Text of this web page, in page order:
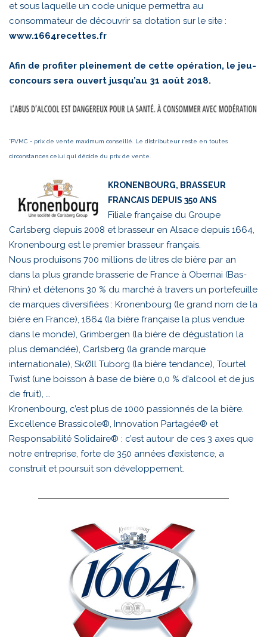
et sous laquelle un code unique permettra au
consommateur de découvrir sa dotation sur le site :
www.1664recettes.fr
Afin de profiter pleinement de cette opération, le jeu-
concours sera ouvert jusqu’au 31 août 2018.
*PVMC = prix de vente maximum conseillé. Le distributeur reste en toutes
circonstances celui qui décide du prix de vente.
KRONENBOURG, BRASSEUR
FRANCAIS DEPUIS 350 ANS
Filiale française du Groupe
Carlsberg depuis 2008 et brasseur en Alsace depuis 1664,
Kronenbourg est le premier brasseur français.
Nous produisons 700 millions de litres de bière par an
dans la plus grande brasserie de France à Obernai (Bas-
Rhin) et détenons 30 % du marché à travers un portefeuille
de marques diversifiées : Kronenbourg (le grand nom de la
bière en France), 1664 (la bière française la plus vendue
dans le monde), Grimbergen (la bière de dégustation la
plus demandée), Carlsberg (la grande marque
internationale), SkØll Tuborg (la bière tendance), Tourtel
Twist (une boisson à base de bière 0,0 % d’alcool et de jus
de fruit), …
Kronenbourg, c’est plus de 1000 passionnés de la bière.
Excellence Brassicole®, Innovation Partagée® et
Responsabilité Solidaire® : c’est autour de ces 3 axes que
notre entreprise, forte de 350 années d’existence, a
construit et poursuit son développement.